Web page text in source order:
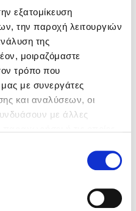
εξατομίκευση
την παροχή λειτουργιών
της
μοιραζόμαστε
τρόπο που
μας με συνεργάτες
και αναλύσεων, οι
με άλλες